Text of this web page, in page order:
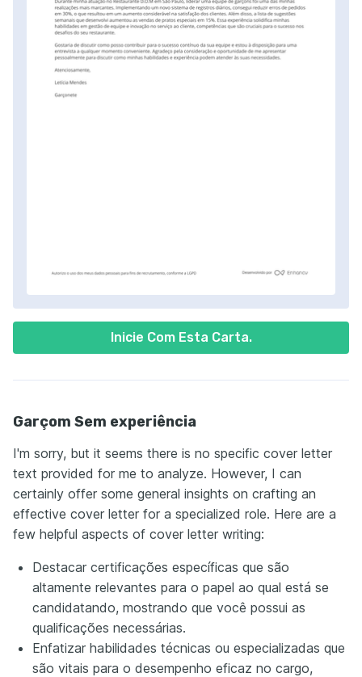
Inicie Com Esta Carta.
Garçom Sem experiência
I'm sorry, but it seems there is no specific cover letter
text provided for me to analyze. However, I can
certainly offer some general insights on crafting an
effective cover letter for a specialized role. Here are a
few helpful aspects of cover letter writing:
Destacar certificações específicas que são
altamente relevantes para o papel ao qual está se
candidatando, mostrando que você possui as
qualificações necessárias.
Enfatizar habilidades técnicas ou especializadas que
são vitais para o desempenho eficaz no cargo,